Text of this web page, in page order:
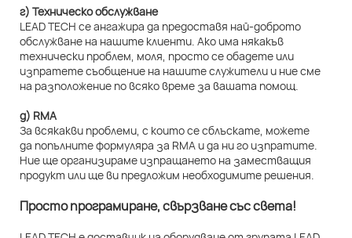
г) Техническо обслужване
LEAD TECH се ангажира да предоставя най-доброто
обслужване на нашите клиенти. Ако има някакъв
технически проблем, моля, просто се обадете или
изпратете съобщение на нашите служители и ние сме
на разположение по всяко време за вашата помощ.
д) RMA
За всякакви проблеми, с които се сблъскате, можете
да попълните формуляра за RMA и да ни го изпратите.
Ние ще организираме изпращането на заместващия
продукт или ще ви предложим необходимите решения.
Просто програмиране, свързване със света!